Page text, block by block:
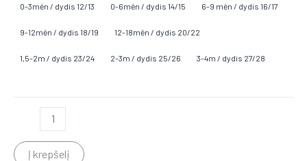
0-3mėn / dydis 12/13 0-6mėn / dydis 14/15 6-9 mėn / dydis 16/17
9-12mėn / dydis 18/19 12-18mėn / dydis 20/22
1,5-2m / dydis 23/24 2-3m / dydis 25/26 3-4m / dydis 27/28
Į krepšelį